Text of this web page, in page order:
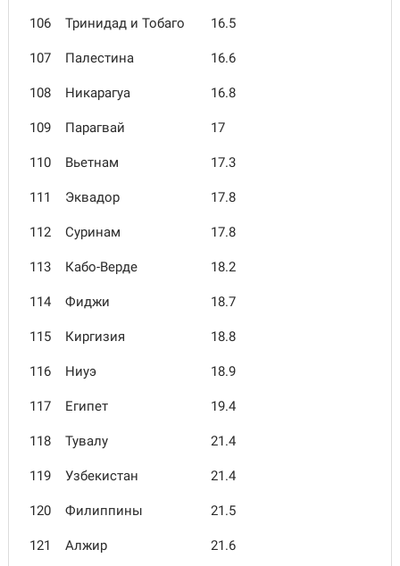
106 Тринидад и Тобаго 16.5
107 Палестина 16.6
108 Никарагуа 16.8
109 Парагвай 17
110 Вьетнам 17.3
111 Эквадор 17.8
112 Суринам 17.8
113 Кабо-Верде 18.2
114 Фиджи 18.7
115 Киргизия 18.8
116 Ниуэ 18.9
117 Египет 19.4
118 Тувалу 21.4
119 Узбекистан 21.4
120 Филиппины 21.5
121 Алжир 21.6